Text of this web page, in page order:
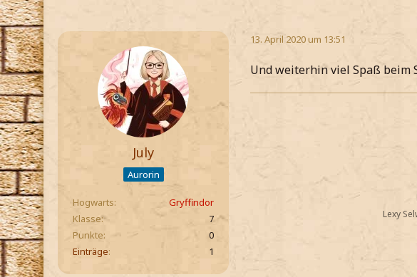
July
Aurorin
Hogwarts
Gryffindor
Klasse
7
Punkte
0
Einträge
1
13. April 2020 um 13:51
Und weiterhin viel Spaß beim
Lexy